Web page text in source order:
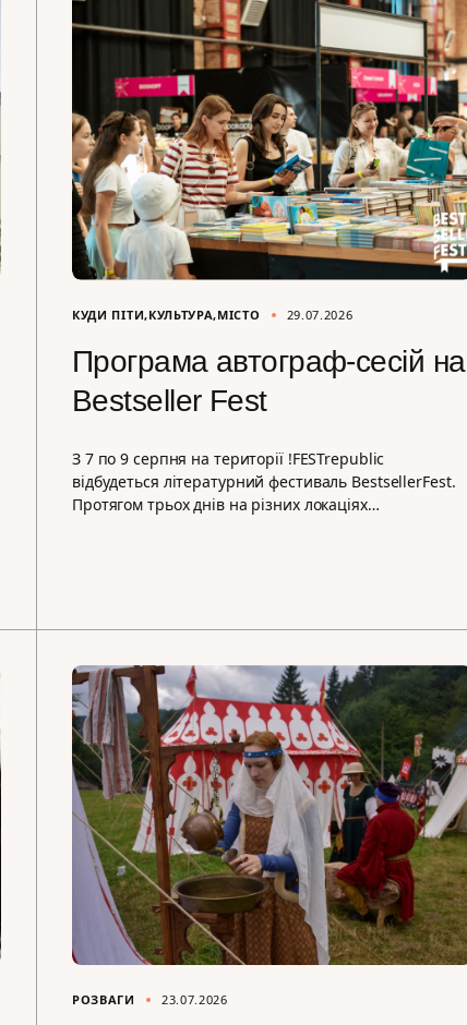
КУДИ ПІТИ КУЛЬТУРА МІСТО 29.07.2026
Програма автограф-сесій на
Bestseller Fest
З 7 по 9 серпня на території !FESTrepublic
відбудеться літературний фестиваль BestsellerFest.
Протягом трьох днів на різних локаціях…
РОЗВАГИ 23.07.2026